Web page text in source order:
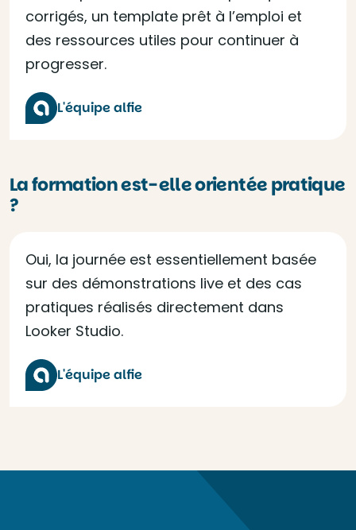
corrigés, un template prêt à l’emploi et
des ressources utiles pour continuer à
progresser.
L'équipe alfie
La formation est-elle orientée pratique
?
Oui, la journée est essentiellement basée
sur des démonstrations live et des cas
pratiques réalisés directement dans
Looker Studio.
L'équipe alfie